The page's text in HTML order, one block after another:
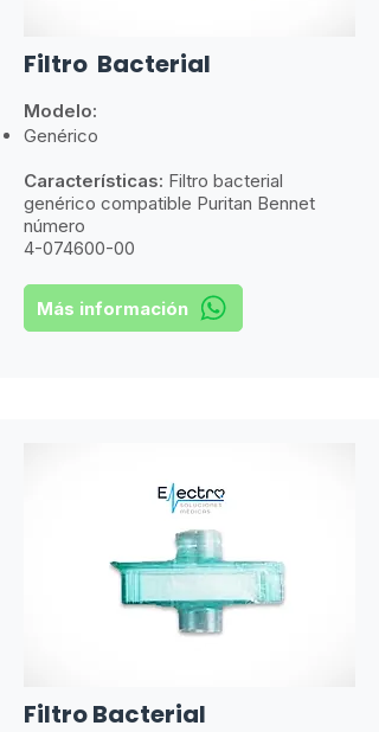
Filtro Bacterial
Modelo:
Genérico
Características: Filtro bacterial
genérico compatible Puritan Bennet
número
4-074600-00
Más información
Filtro Bacterial